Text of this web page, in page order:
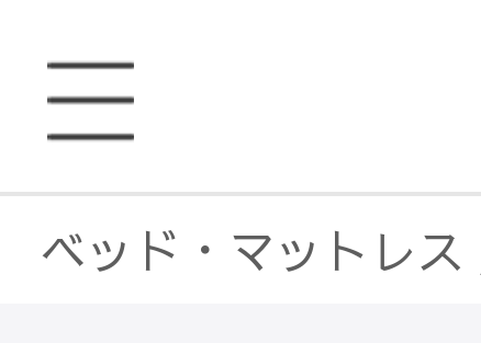
ベッド・マットレス